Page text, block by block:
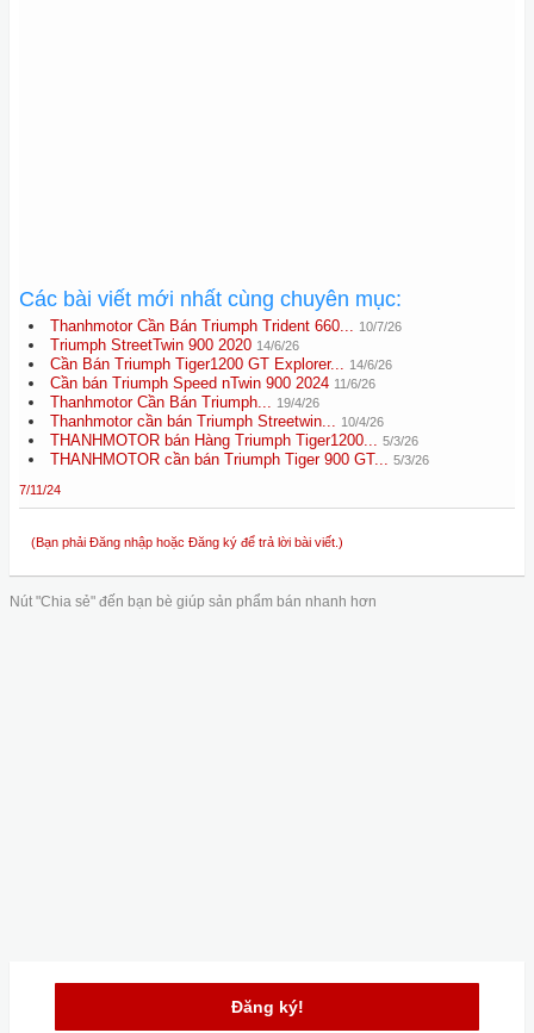
Các bài viết mới nhất cùng chuyên mục:
Thanhmotor Cần Bán Triumph Trident 660... 10/7/26
Triumph StreetTwin 900 2020 14/6/26
Cần Bán Triumph Tiger1200 GT Explorer... 14/6/26
Cần bán Triumph Speed nTwin 900 2024 11/6/26
Thanhmotor Cần Bán Triumph... 19/4/26
Thanhmotor cần bán Triumph Streetwin... 10/4/26
THANHMOTOR bán Hàng Triumph Tiger1200... 5/3/26
THANHMOTOR cần bán Triumph Tiger 900 GT... 5/3/26
7/11/24
(Bạn phải Đăng nhập hoặc Đăng ký để trả lời bài viết.)
Nút "Chia sẻ" đến bạn bè giúp sản phẩm bán nhanh hơn
Đăng ký!